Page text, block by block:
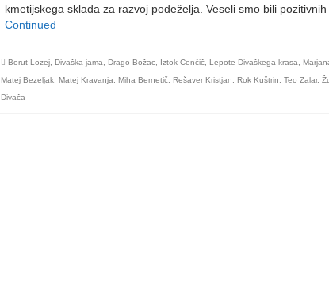
kmetijskega sklada za razvoj podeželja. Veseli smo bili pozitivnih
Continued
Borut Lozej, Divaška jama Drago Božac, Iztok Cenčič, Lepote Divaškega krasa
Matej Bezeljak, Matej Kravanja Miha Bernetič, Rešaver Kristjan Rok Kuštrin Teo Zalar,
Divača